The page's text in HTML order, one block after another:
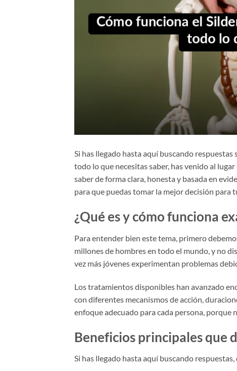
Si has llegado hasta aquí buscando
todo lo que necesitas saber, has venido al
saber de forma clara, honesta y basada en
para que puedas tomar la mejor decisión para
¿Qué es y cómo funciona
Para entender bien este tema, primero
millones de hombres en todo el mundo, y no
vez más jóvenes experimentan problemas
Los tratamientos disponibles han avanzado
con diferentes mecanismos de acción,
enfoque adecuado para cada persona,
Beneficios principales que
Si has llegado hasta aquí buscando